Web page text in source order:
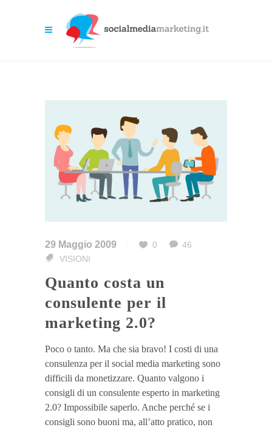
29 Maggio 2009 0
46
VISIONI
Quanto costa un
consulente per il
marketing 2.0?
Poco o tanto. Ma che sia bravo! I costi di una
consulenza per il social media marketing sono
difficili da monetizzare. Quanto valgono i
consigli di un consulente esperto in marketing
2.0? Impossibile saperlo. Anche perché se i
consigli sono buoni ma, all’atto pratico, non